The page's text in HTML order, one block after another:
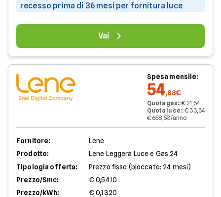
recesso prima di 36 mesi per fornitura luce
Vai
Spesa mensile:
54,88€
Quota gas::€ 21,54
Quota luce::€ 33,34
€ 658,53/anno
Fornitore:
Lene
Prodotto:
Lene Leggera Luce e Gas 24
Tipologia offerta:
Prezzo fisso (bloccato: 24 mesi)
Prezzo/Smc:
€ 0,5410
Prezzo/kWh:
€ 0,1320